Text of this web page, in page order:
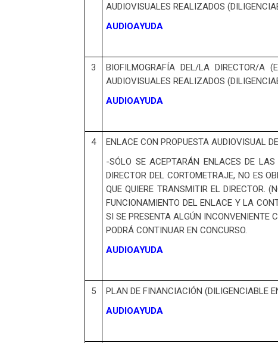
AUDIOVISUALES REALIZADOS
AUDIOAYUDA
3
BIOFILMOGRAFÍA DEL/LA DIRECTOR/A
AUDIOVISUALES REALIZADOS
AUDIOAYUDA
4
ENLACE CON PROPUESTA AUDIOVISUAL
-SÓLO SE ACEPTARÁN ENLACES DE
DIRECTOR DEL CORTOMETRAJE, NO ES
QUE QUIERE TRANSMITIR EL DIRECTOR.
FUNCIONAMIENTO DEL ENLACE Y LA
SI SE PRESENTA ALGÚN INCONVENIENTE
PODRÁ CONTINUAR EN CONCURSO.
AUDIOAYUDA
5
PLAN DE FINANCIACIÓN (DILIGENCIABLE
AUDIOAYUDA